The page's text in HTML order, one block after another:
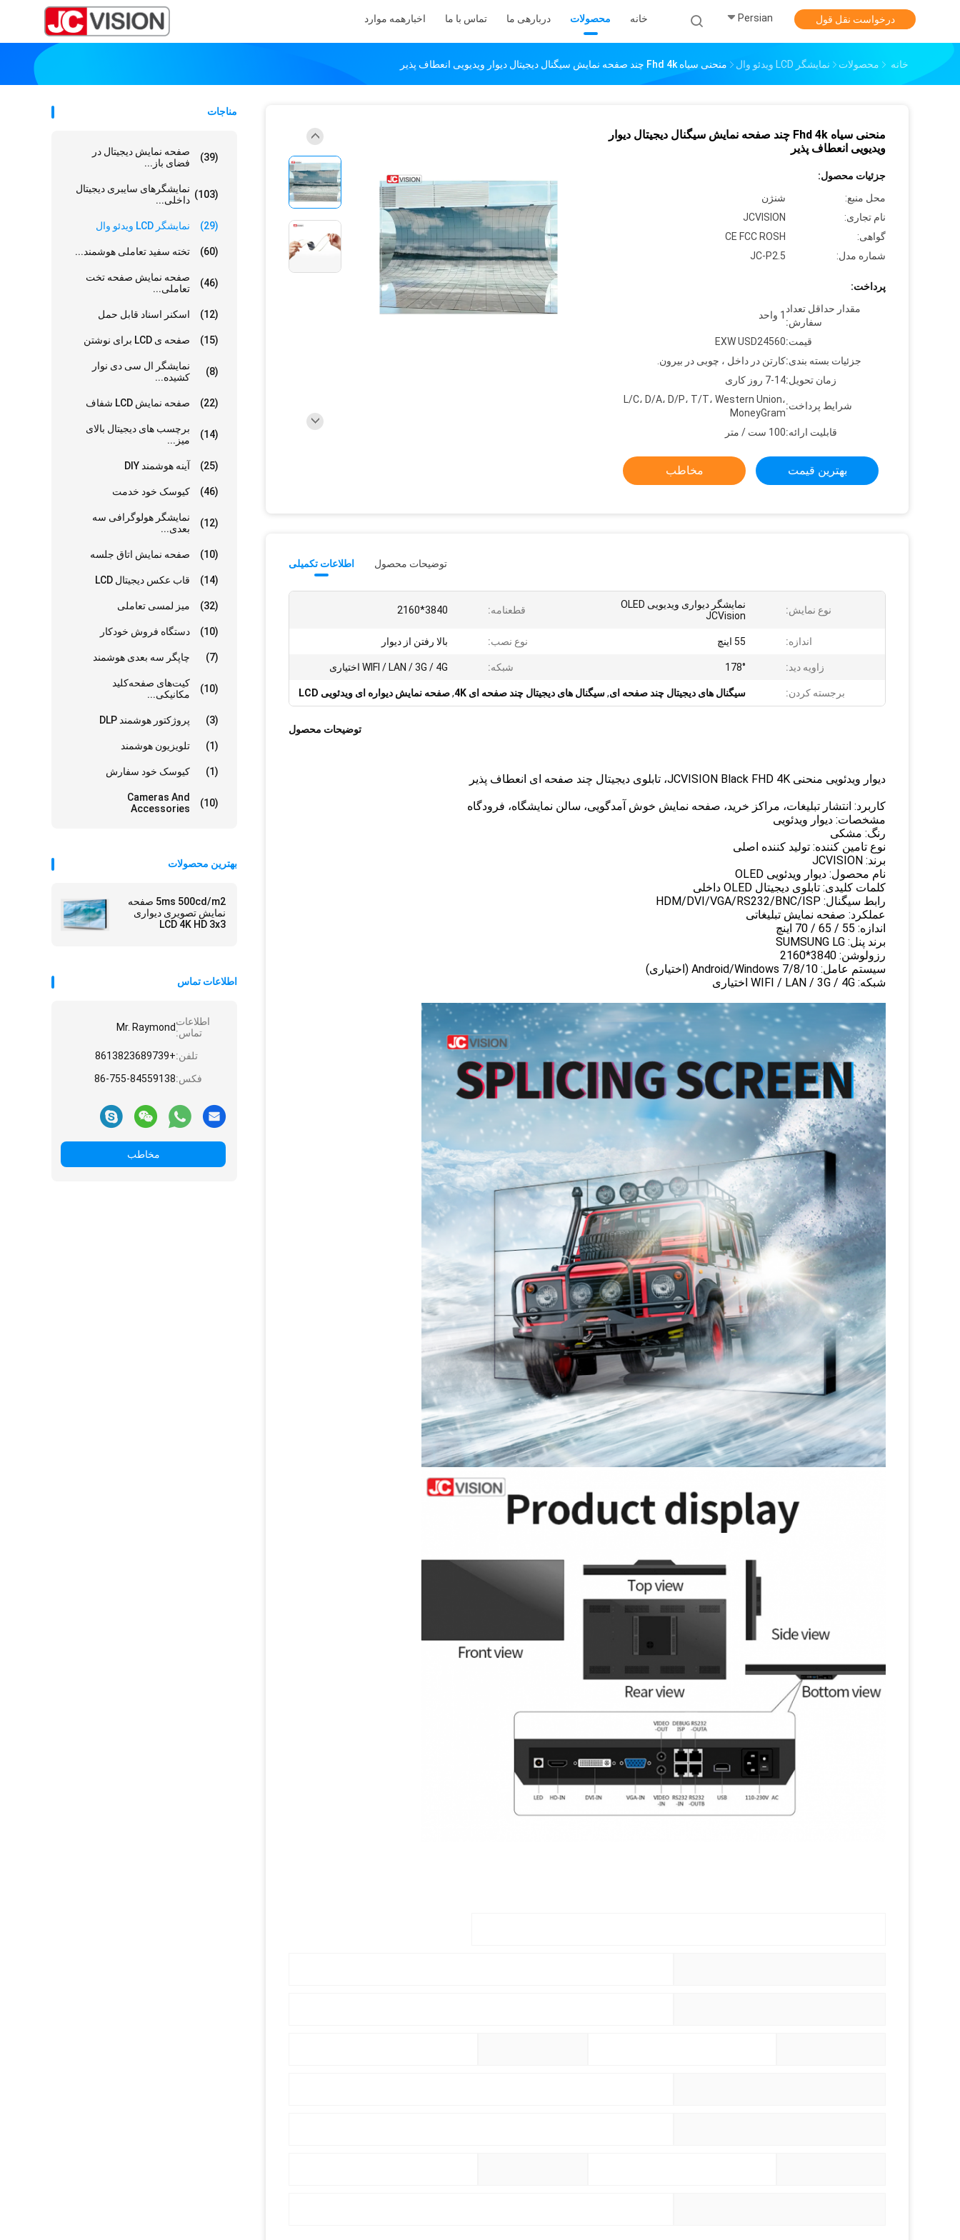
خانه محصولات دربارهی ما تماس با ما اخبار همه موارد Persian درخواست نقل قول
خانه محصولات نمایشگر LCD ویدئو وال منحنی سیاه Fhd 4k چند صفحه نمایش سیگنال دیجیتال دیوار ویدیویی انعطاف پذیر
مناجات
صفحه نمایش دیجیتال در
فضای باز...
(39)
نمایشگرهای سایبری دیجیتال
داخلی...
(103)
نمایشگر LCD ویدئو وال (29)
تخته سفید تعاملی هوشمند... (60)
صفحه نمایش صفحه تخت
تعاملی...
(46)
اسکنر اسناد قابل حمل (12)
صفحه ی LCD برای نوشتن (15)
نمایشگر ال سی دی نوار
کشیده...
(8)
صفحه نمایش LCD شفاف (22)
برچسب های دیجیتال بالای
میز...
(14)
آینه هوشمند DIY (25)
کيوسک خود خدمت (46)
نمایشگر هولوگرافی سه
بعدی...
(12)
صفحه نمایش اتاق جلسه (10)
قاب عکس دیجیتال LCD (14)
میز لمسی تعاملی (32)
دستگاه فروش خودکار (10)
چاپگر سه بعدی هوشمند (7)
کیت‌های صفحه‌کلید
مکانیکی...
(10)
پروژکتور هوشمند DLP (3)
تلویزیون هوشمند (1)
کیوسک خود سفارش (1)
Cameras And
Accessories
(10)
بهترین محصولات
5ms 500cd/m2 صفحه
نمایش تصویری دیواری
LCD 4K HD 3x3
اطلاعات تماس
اطلاعات
تماس:Mr. Raymond
تلفن:+8613823689739
فکس:86-755-84559138
مخاطب
منحنی سیاه Fhd 4k چند صفحه نمایش سیگنال دیجیتال دیوار
ویدیویی انعطاف پذیر
جزئیات محصول:
محل منبع:
شنژن
نام تجاری:
JCVISION
گواهی:
CE FCC ROSH
شماره مدل:
JC-P2.5
پرداخت:
مقدار حداقل تعداد
سفارش:
1 واحد
قیمت:EXW USD24560
جزئیات بسته بندی:کارتن در داخل ، چوبی در بیرون.
زمان تحویل:7-14 روز کاری
شرایط پرداخت:
L/C، D/A، D/P، T/T، Western Union،
MoneyGram
قابلیت ارائه:100 ست / متر
بهترین قیمت مخاطب
اطلاعات تکمیلی توضیحات محصول
نوع نمایش:
نمایشگر دیواری ویدیویی OLED
JCVision
قطعنامه: 3840*2160
اندازه: 55 اینچ نوع نصب: بالا رفتن از دیوار
زاویه دید: 178° شبکه: WIFI / LAN / 3G / 4G اختیاری
برجسته کردن: سیگنال های دیجیتال چند صفحه ای,سیگنال های دیجیتال چند صفحه ای 4K ,صفحه نمایش دیواره ای ویدئویی LCD
توضیحات محصول
دیوار ویدئویی منحنی JCVISION Black FHD 4K، تابلوی دیجیتال چند صفحه ای انعطاف پذیر
کاربرد: انتشار تبلیغات، مراکز خرید، صفحه نمایش خوش آمدگویی، سالن نمایشگاه، فرودگاه
مشخصات: دیوار ویدئویی
رنگ: مشکی
نوع تامین کننده: تولید کننده اصلی
برند: JCVISION
نام محصول: دیوار ویدئویی OLED
کلمات کلیدی: تابلوی دیجیتال OLED داخلی
رابط سیگنال: HDM/DVI/VGA/RS232/BNC/ISP
عملکرد: صفحه نمایش تبلیغاتی
اندازه: 55 / 65 / 70 اینچ
برند پنل: SUMSUNG LG
رزولوشن: 3840*2160
سیستم عامل: Android/Windows 7/8/10 (اختیاری)
شبکه: WIFI / LAN / 3G / 4G اختیاری